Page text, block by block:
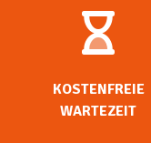
KOSTENFREIE
WARTEZEIT